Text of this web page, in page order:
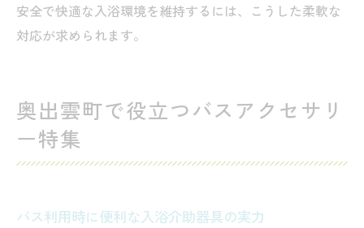
安全で快適な入浴環境を維持するには、こうした柔軟な
対応が求められます。
奥出雲町で役立つバスアクセサリ
ー特集
バス利用時に便利な入浴介助器具の実力